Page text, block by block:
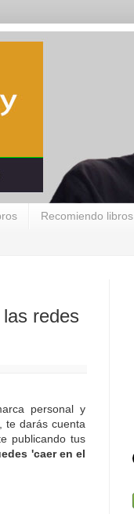
Recomiendo libros
redes
personal y
te darás cuenta
publicando tus
'caer en el